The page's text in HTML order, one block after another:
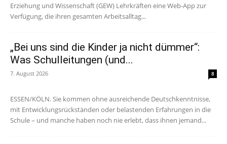
Erziehung und Wissenschaft (GEW) Lehrkräften eine Web-App zur
Verfügung, die ihren gesamten Arbeitsalltag...
„Bei uns sind die Kinder ja nicht dümmer“:
Was Schulleitungen (und...
7. August 2026 8
ESSEN/KÖLN. Sie kommen ohne ausreichende Deutschkenntnisse,
mit Entwicklungsrückständen oder belastenden Erfahrungen in die
Schule – und manche haben noch nie erlebt, dass ihnen jemand...